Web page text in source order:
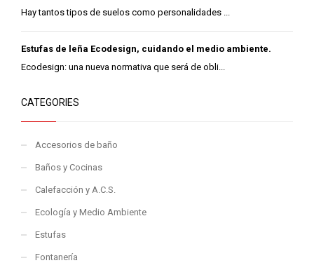
Hay tantos tipos de suelos como personalidades ...
Estufas de leña Ecodesign, cuidando el medio ambiente.
Ecodesign: una nueva normativa que será de obli...
CATEGORIES
Accesorios de baño
Baños y Cocinas
Calefacción y A.C.S.
Ecología y Medio Ambiente
Estufas
Fontanería